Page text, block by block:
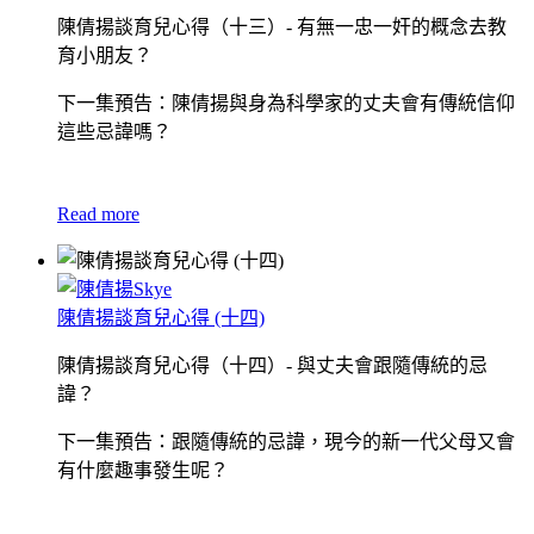
陳倩揚談育兒心得（十三）- 有無一忠一奸的概念去教
育小朋友？
下一集預告：陳倩揚與身為科學家的丈夫會有傳統信仰
這些忌諱嗎？
Read more
陳倩揚談育兒心得 (十四)
陳倩揚談育兒心得（十四）- 與丈夫會跟隨傳統的忌
諱？
下一集預告：跟隨傳統的忌諱，現今的新一代父母又會
有什麼趣事發生呢？